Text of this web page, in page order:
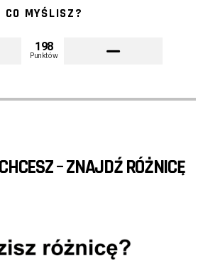
CO MYŚLISZ?
198
Punktów
– ZNAJDŹ RÓŻNICĘ